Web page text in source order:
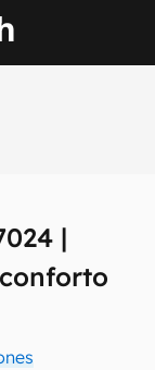
|
primeira